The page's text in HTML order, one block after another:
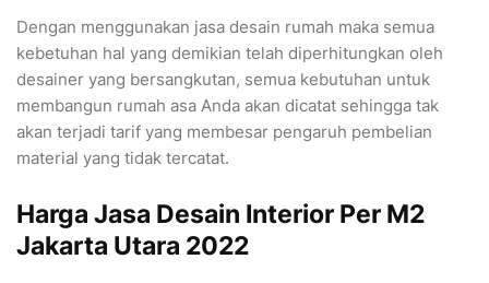
Dengan menggunakan jasa desain rumah maka semua
kebetuhan hal yang demikian telah diperhitungkan oleh
desainer yang bersangkutan, semua kebutuhan untuk
membangun rumah asa Anda akan dicatat sehingga tak
akan terjadi tarif yang membesar pengaruh pembelian
material yang tidak tercatat.
Harga Jasa Desain Interior Per M2
Jakarta Utara 2022